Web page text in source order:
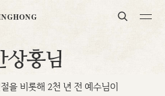
Search
상홍님
을 비롯해 2천 년 전 예수님이